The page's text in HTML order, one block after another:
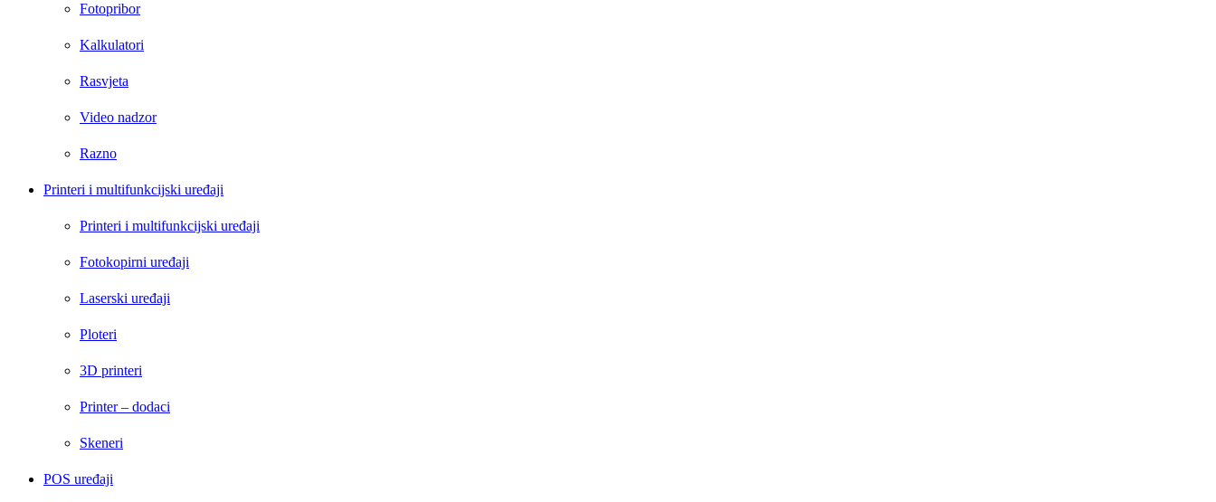
Fotopribor
Kalkulatori
Rasvjeta
Video nadzor
Razno
Printeri i multifunkcijski uređaji
Printeri i multifunkcijski uređaji
Fotokopirni uređaji
Laserski uređaji
Ploteri
3D printeri
Printer – dodaci
Skeneri
POS uređaji